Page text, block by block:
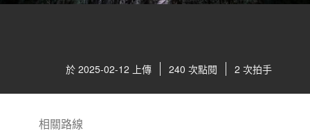
於 2025-02-12 上傳 240 次點閱 2 次拍手
相關路線